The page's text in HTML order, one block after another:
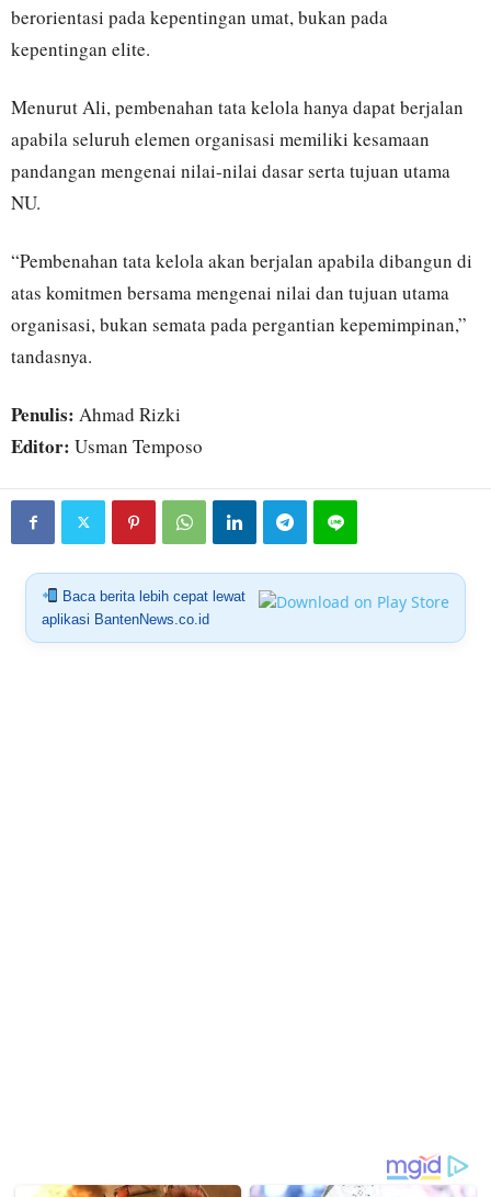
berorientasi pada kepentingan umat, bukan pada
kepentingan elite.
Menurut Ali, pembenahan tata kelola hanya dapat berjalan
apabila seluruh elemen organisasi memiliki kesamaan
pandangan mengenai nilai-nilai dasar serta tujuan utama
NU.
“Pembenahan tata kelola akan berjalan apabila dibangun di
atas komitmen bersama mengenai nilai dan tujuan utama
organisasi, bukan semata pada pergantian kepemimpinan,”
tandasnya.
Penulis: Ahmad Rizki
Editor: Usman Temposo
Baca berita lebih cepat lewat
aplikasi BantenNews.co.id